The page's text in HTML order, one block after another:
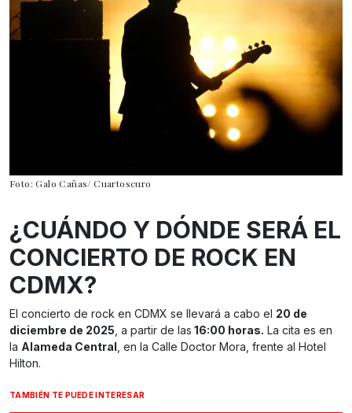
Foto: Galo Cañas/ Cuartoscuro
¿CUÁNDO Y DÓNDE SERÁ EL
CONCIERTO DE ROCK EN
CDMX?
El concierto de rock en CDMX se llevará a cabo el 20 de
diciembre de 2025 , a partir de las 16:00 horas. La cita es en
la Alameda Central , en la Calle Doctor Mora, frente al Hotel
Hilton.
TAMBIÉN TE PUEDE INTERESAR